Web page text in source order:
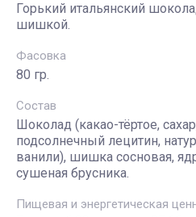
Горький итальянский
шишкой.
Фасовка
80 гр.
Состав
Шоколад (какао-тёртое,
подсолнечный лецитин,
ванили), шишка сосновая,
сушеная брусника.
Пищевая и энергетическая